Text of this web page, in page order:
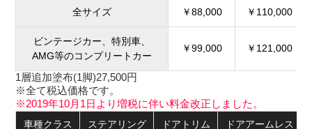
全サイズ ￥88,000 ￥110,000
ビンテージカー、特別車、
AMG等のコンプリートカー
￥99,000 ￥121,000
1層追加塗布(1脚)27,500円
※全て税込価格です。
※2019年10月1日より増税に伴い料金改正しました。
車種クラス ステアリング ドアトリム ドアアームレスト